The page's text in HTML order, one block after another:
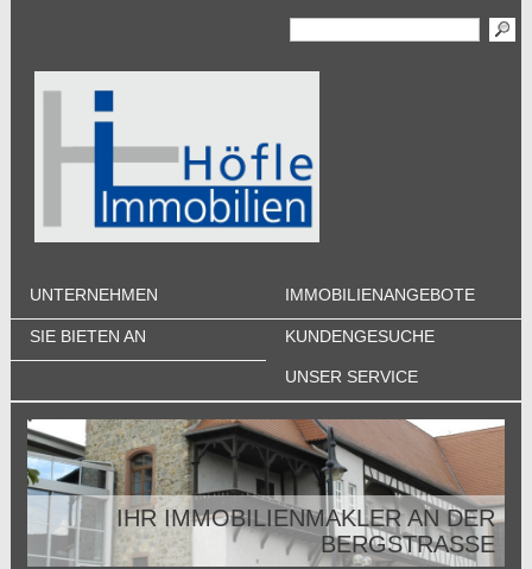
UNTERNEHMEN IMMOBILIENANGEBOTE
SIE BIETEN AN KUNDENGESUCHE
UNSER SERVICE
IHR IMMOBILIENMAKLER AN DER
BERGSTRASSE